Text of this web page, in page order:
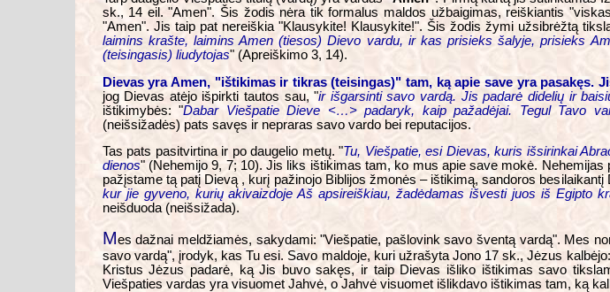
sk., 14 eil. "Amen". Šis žodis nėra tik formalus maldos užbaigimas, reiškiantis
"Amen". Jis taip pat nereiškia "Klausykite! Klausykite!". Šis žodis žymi užsibrėžtą
laimins krašte, laimins Amen (tiesos) Dievo vardu, ir kas prisieks šalyje, prisieks
(teisingasis) liudytojas" (Apreiškimo 3, 14).
Dievas yra Amen, "ištikimas ir tikras (teisingas)" tam, ką apie save yra pasakęs.
jog Dievas atėjo išpirkti tautos sau, "ir išgarsinti savo vardą. Jis padarė didelių ir
ištikimybės: "Dabar Viešpatie Dieve <…> padaryk, kaip pažadėjai. Tegul Tavo
(neišsižadės) pats savęs ir nepraras savo vardo bei reputacijos.
Tas pats pasitvirtina ir po daugelio metų. "Tu, Viešpatie, esi Dievas, kuris išsirinkai
dienos" (Nehemijo 9, 7; 10). Jis liks ištikimas tam, ko mus apie save mokė.
pažįstame tą patį Dievą , kurį pažinojo Biblijos žmonės – ištikimą, sandoros besilaikantį
kur jie gyveno, kurių akivaizdoje Aš apsireiškiau, žadėdamas išvesti juos iš Egipto
neišduoda (neišsižada).
Mes dažnai meldžiamės, sakydami: "Viešpatie, pašlovink savo šventą vardą". Mes
savo vardą", įrodyk, kas Tu esi. Savo maldoje, kuri užrašyta Jono 17 sk., Jėzus
Kristus Jėzus padarė, ką Jis buvo sakęs, ir taip Dievas išliko ištikimas savo
Viešpaties vardas yra visuomet Jahvė, o Jahvė visuomet išlikdavo ištikimas tam, ką